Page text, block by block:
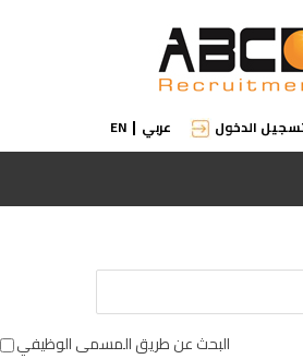
الدخول عربي |
EN
البحث عن طريق المسمى الوظيفي